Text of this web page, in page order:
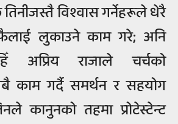
तिनीजस्तै विश्वास गर्नेहरूले धेरै
लुकाउने काम गरे; अनि
अप्रिय राजाले चर्चको
काम गर्दै समर्थन र सहयोग
कानुनको तहमा प्रोटेस्टेन्ट